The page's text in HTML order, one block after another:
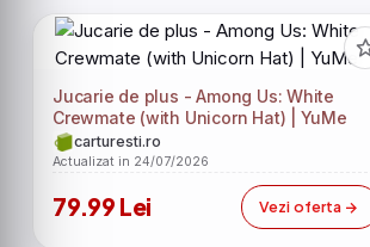
Jucarie de plus - Among Us: White
Crewmate (with Unicorn Hat) | YuMe
carturesti.ro
Actualizat in 24/07/2026
79.99 Lei Vezi oferta